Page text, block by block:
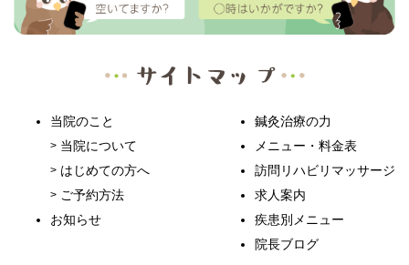
当院のこと
当院について
はじめての方へ
ご予約方法
お知らせ
鍼灸治療の力
メニュー・料金表
訪問リハビリマッサージ
求人案内
疾患別メニュー
院長ブログ